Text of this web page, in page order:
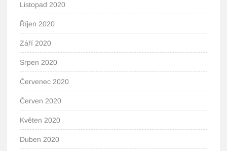
Listopad 2020
Říjen 2020
Září 2020
Srpen 2020
Červenec 2020
Červen 2020
Květen 2020
Duben 2020